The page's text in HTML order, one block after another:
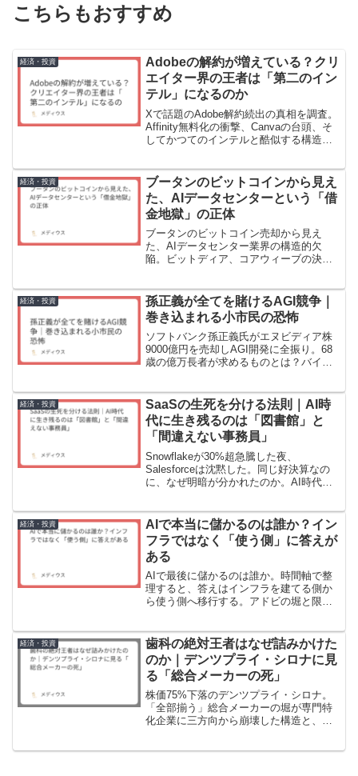
こちらもおすすめ
経済・投資
Adobeの解約が増えている？クリ
エイター界の王者は「第二のイン
テル」になるのか
Xで話題のAdobe解約続出の真相を調査。
Affinity無料化の衝撃、Canvaの台頭、そ
してかつてのインテルと酷似する構造的
将来性を探る。
経済・投資
ブータンのビットコインから見え
た、AIデータセンターという「借
金地獄」の正体
ブータンのビットコイン売却から見え
た、AIデータセンター業界の構造的欠
陥。ビットディア、コアウィーブの決算
経済・投資
孫正義が全てを賭けるAGI競争｜
巻き込まれる小市民の恐怖
ソフトバンク孫正義氏がエヌビディア株
9000億円を売却しAGI開発に全振り。68
歳の億万長者が求めるものとは？バイオ
市民の恐怖とは？
経済・投資
SaaSの生死を分ける法則｜AI時
代に生き残るのは「図書館」と
「間違えない事務員」
Snowflakeが30%超急騰した夜、
Salesforceは沈黙した。同じ好決算なの
に、なぜ明暗が分かれたのか。AI時代に
法則と、投資家が陥る確証バイアスの
罠。
経済・投資
AIで本当に儲かるのは誰か？イン
フラではなく「使う側」に答えが
ある
AIで最後に儲かるのは誰か。時間軸で整
理すると、答えはインフラを建てる側か
ら使う側へ移行する。アドビの堀と限
析。
経済・投資
歯科の絶対王者はなぜ詰みかけた
のか｜デンツプライ・シロナに見
る「総合メーカーの死」
株価75%下落のデンツプライ・シロナ。
「全部揃う」総合メーカーの堀が専門特
化企業に三方向から崩壊した構造と、日